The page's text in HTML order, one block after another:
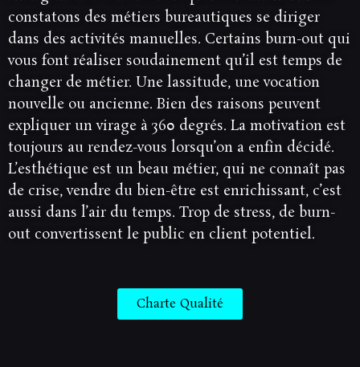
constatons des métiers bureautiques se diriger
dans des activités manuelles. Certains burn-out qui
vous font réaliser soudainement qu’il est temps de
changer de métier. Une lassitude, une vocation
nouvelle ou ancienne. Bien des raisons peuvent
expliquer un virage à 360 degrés. La motivation est
toujours au rendez-vous lorsqu’on a enfin décidé.
L’esthétique est un beau métier, qui ne connaît pas
de crise, vendre du bien-être est enrichissant, c’est
aussi dans l’air du temps. Trop de stress, de burn-
out convertissent le public en client potentiel.
Charte Qualité